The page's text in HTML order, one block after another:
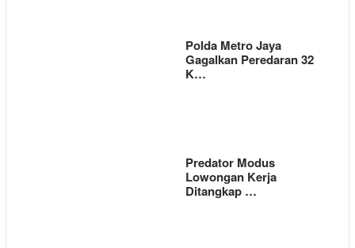
Polda Metro Jaya
Gagalkan Peredaran 32
K…
Predator Modus
Lowongan Kerja
Ditangkap …